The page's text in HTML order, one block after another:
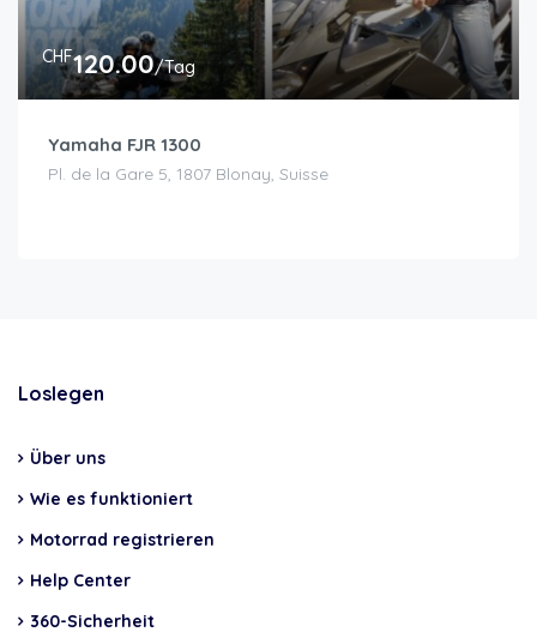
CHF120.00/Tag
Yamaha FJR 1300
Pl. de la Gare 5, 1807 Blonay, Suisse
Loslegen
Über uns
Wie es funktioniert
Motorrad registrieren
Help Center
360-Sicherheit